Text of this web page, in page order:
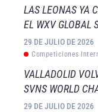
LAS LEONAS YA
EL WXV GLOBAL
29 DE JULIO DE 2026
Competiciones
VALLADOLID
SVNS WORLD
29 DE JULIO DE 2026